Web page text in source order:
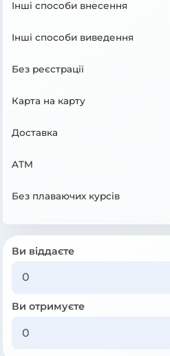
Інші способи внесення
Інші способи виведення
Без реєстрації
Карта на карту
Доставка
ATM
Без плаваючих курсів
Ви віддаєте
Ви отримуєте